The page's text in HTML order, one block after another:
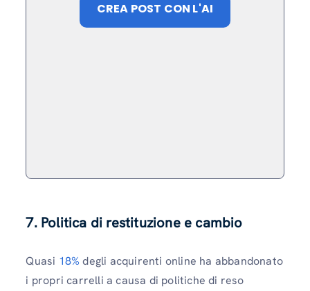
CREA POST CON L'AI
7. Politica di restituzione e cambio
Quasi 18%degli acquirenti online ha abbandonato
i propri carrelli a causa di politiche di reso